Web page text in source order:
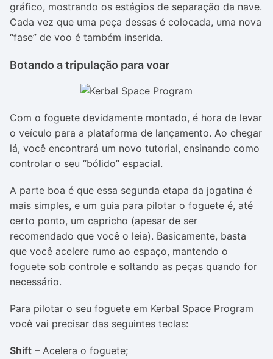
gráfico, mostrando os estágios de separação da nave.
Cada vez que uma peça dessas é colocada, uma nova
“fase” de voo é também inserida.
Botando a tripulação para voar
Com o foguete devidamente montado, é hora de levar
o veículo para a plataforma de lançamento. Ao chegar
lá, você encontrará um novo tutorial, ensinando como
controlar o seu “bólido” espacial.
A parte boa é que essa segunda etapa da jogatina é
mais simples, e um guia para pilotar o foguete é, até
certo ponto, um capricho (apesar de ser
recomendado que você o leia). Basicamente, basta
que você acelere rumo ao espaço, mantendo o
foguete sob controle e soltando as peças quando for
necessário.
Para pilotar o seu foguete em Kerbal Space Program
você vai precisar das seguintes teclas:
Shift – Acelera o foguete;